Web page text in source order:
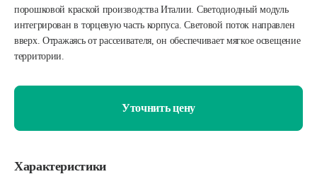
порошковой краской производства Италии. Светодиодный модуль
интегрирован в торцевую часть корпуса. Световой поток направлен
вверх. Отражаясь от рассеивателя, он обеспечивает мягкое освещение
территории.
Уточнить цену
Характеристики